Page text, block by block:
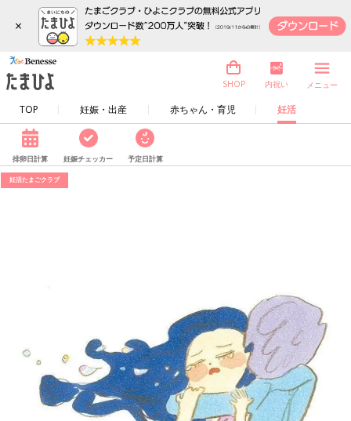
×
TOP 妊娠・出産 赤ちゃん・育児 妊活
SHOP 内祝い メニュー
排卵日計算 妊娠チェッカー 予定日計算
妊活たまごクラブ